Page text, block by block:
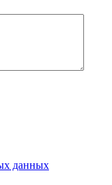
данных